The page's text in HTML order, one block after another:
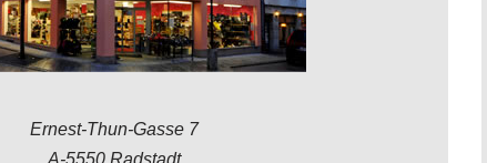
Ernest-Thun-Gasse 7
A-5550 Radstadt